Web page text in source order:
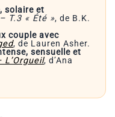
solaire et
– T.3 « Été », de B.K.
couple avec
, de Lauren Asher.
sensuelle et
, d’Ana